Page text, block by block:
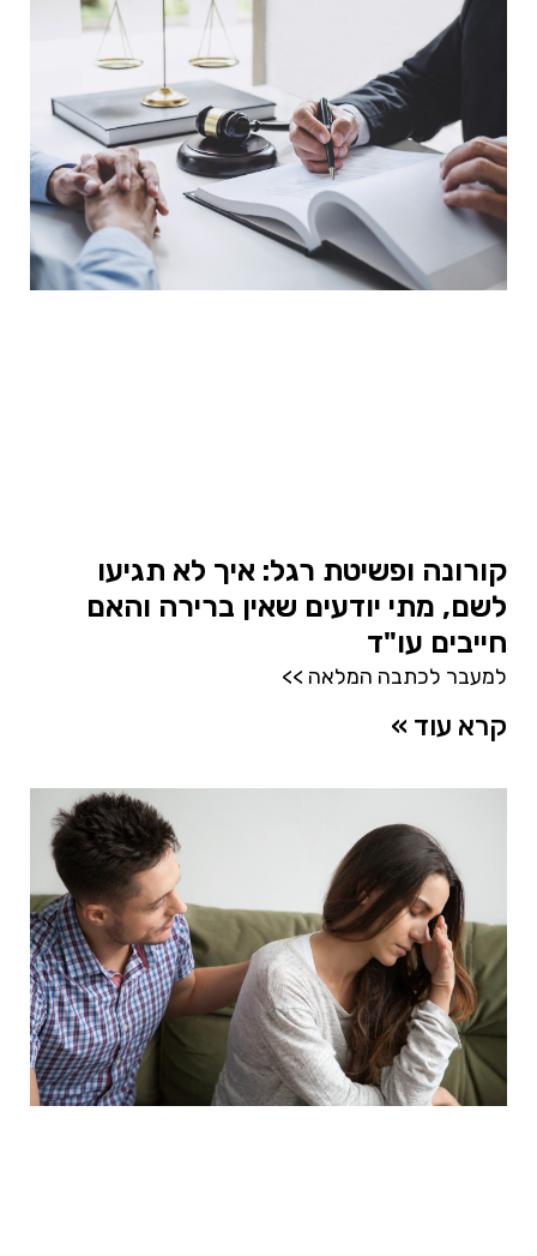
קורונה ופשיטת רגל: איך לא תגיעו
לשם, מתי יודעים שאין ברירה והאם
חייבים עו"ד
למעבר לכתבה המלאה >>
קרא עוד »